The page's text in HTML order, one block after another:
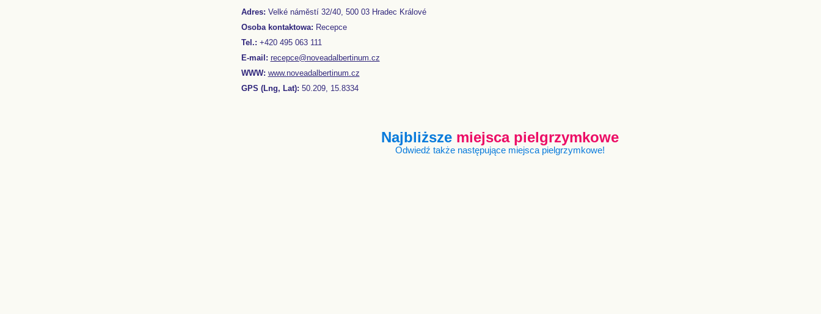
Adres: Velké náměstí 32/40, 500 03 Hradec Králové
Osoba kontaktowa: Recepce
Tel.: +420 495 063 111
E-mail: recepce@noveadalbertinum.cz
WWW: www.noveadalbertinum.cz
GPS (Lng, Lat): 50.209, 15.8334
Najbliższe miejsca pielgrzymkowe
Odwiedź także następujące miejsca pielgrzymkowe!